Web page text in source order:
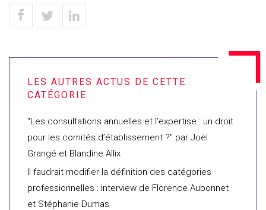
"Les consultations annuelles et l’expertise : un droit
pour les comités d’établissement ?" par Joël
Grangé et Blandine Allix
Il faudrait modifier la définition des catégories
professionnelles : interview de Florence Aubonnet
et Stéphanie Dumas